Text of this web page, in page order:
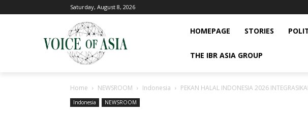
Saturday, August 8, 2026
HOMEPAGE STORIES
THE IBR ASIA GROUP
Home NEWSROOM Indonesia PEKAN HALAL INDONESIA 2026
Indonesia NEWSROOM